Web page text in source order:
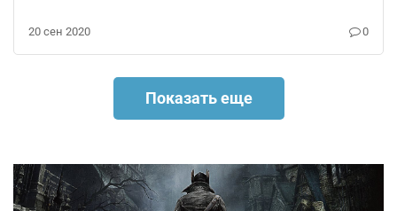
20 сен 2020 0
Показать еще